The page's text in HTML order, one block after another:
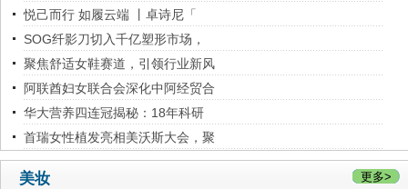
悦己而行 如履云端 丨卓诗尼「
SOG纤影刀切入千亿塑形市场，
聚焦舒适女鞋赛道，引领行业新风
阿联酋妇女联合会深化中阿经贸合
华大营养四连冠揭秘：18年科研
首瑞女性植发亮相美沃斯大会，聚
美妆 更多>